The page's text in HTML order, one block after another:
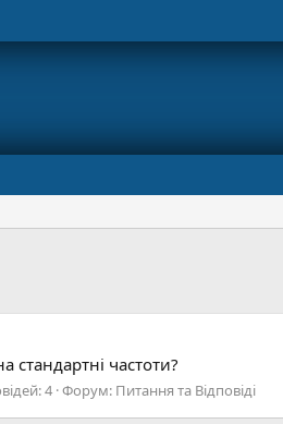
стандартні частоти?
4 Форум: Питання та Відповіді